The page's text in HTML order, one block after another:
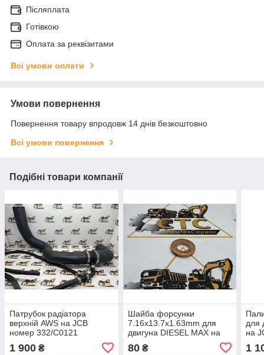
Післяплата
Готівкою
Оплата за реквізитами
Всі умови оплати
Умови повернення
Повернення товару впродовж 14 днів безкоштовно
Всі умови повернення
Подібні товари компанії
Патрубок радіатора
верхній AWS на JCB
номер 332/C0121
1 900 ₴
Шайба форсунки
7.16х13.7х1.63mm для
двигуна DIESEL MAX на
80₴
для
на
1